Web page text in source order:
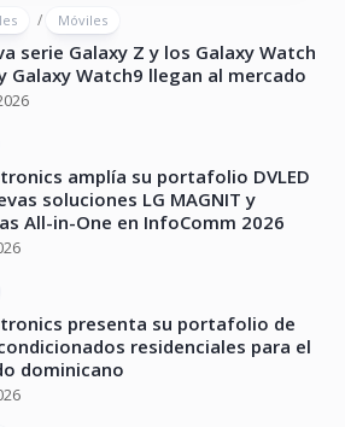
/ Móviles
serie Galaxy Z y los Galaxy Watch
Galaxy Watch9 llegan al mercado
amplía su portafolio DVLED
soluciones LG MAGNIT y
All-in-One en InfoComm 2026
presenta su portafolio de
residenciales para el
dominicano